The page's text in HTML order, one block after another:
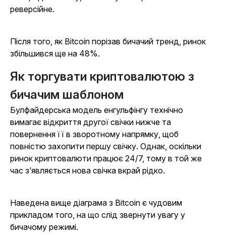
реверсійне.
Після того, як Bitcoin порізав бичачий тренд, ринок
збільшився ще на 48%.
Як торгувати криптовалютою з
бичачим шаблоном
Булфайдерська модель енгульфінгу технічно
вимагає відкриття другої свічки нижче та
повернення її в зворотному напрямку, щоб
повністю захопити першу свічку. Однак, оскільки
ринок криптовалюти працює 24/7, тому в той же
час з’являється нова свічка вкрай рідко.
Наведена вище діаграма з Bitcoin є чудовим
прикладом того, на що слід звернути увагу у
бичачому режимі.